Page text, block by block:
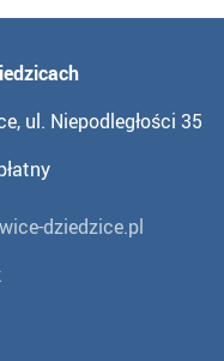
ul. Niepodległości 35
dziedzice.pl